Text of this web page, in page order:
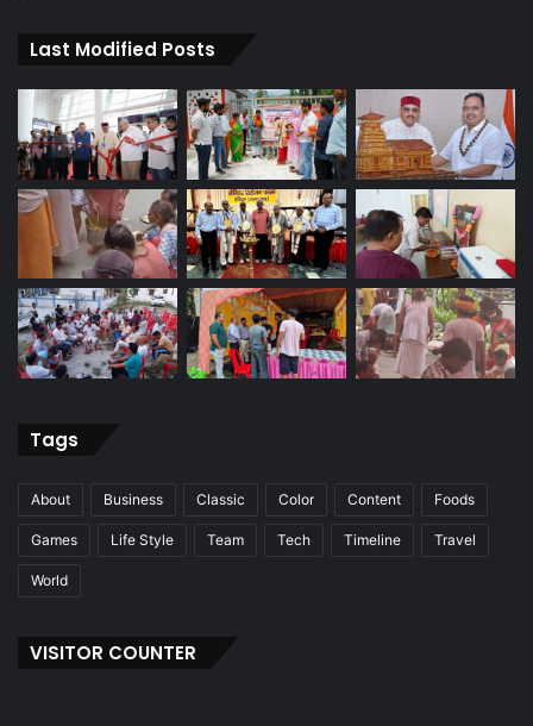
Last Modified Posts
Tags
About Business Classic Color Content Foods
Games Life Style Team Tech Timeline Travel
World
VISITOR COUNTER